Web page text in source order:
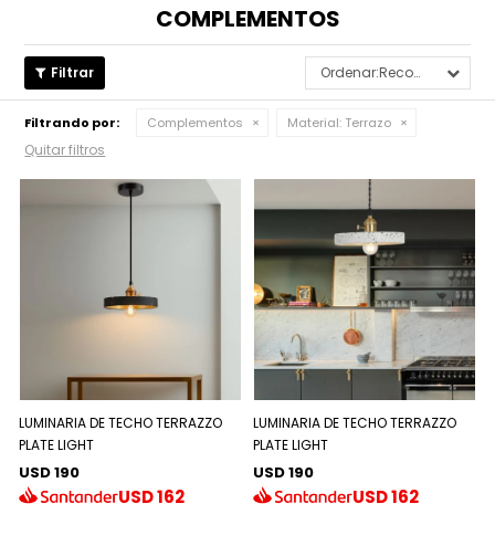
COMPLEMENTOS
Recomendados
Filtrando por: Complementos Material: Terrazo
Quitar filtros
LUMINARIA DE TECHO TERRAZZO
PLATE LIGHT
USD 190
USD162
LUMINARIA DE TECHO TERRAZZO
PLATE LIGHT
USD 190
USD162